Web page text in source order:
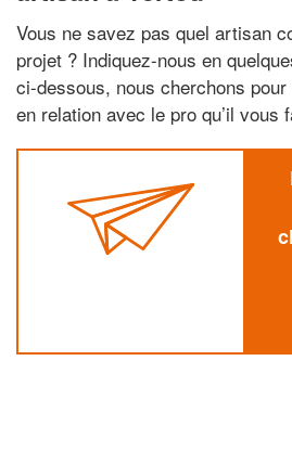
Vous ne savez pas quel artisan
projet ? Indiquez-nous en
ci-dessous, nous cherchons
en relation avec le pro qu’il vous